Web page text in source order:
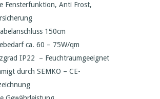
Fensterfunktion, Anti Frost,
150cm
ca. 60 – 75W/qm
IP22 – Feuchtraumgeeignet
durch SEMKO – CE-